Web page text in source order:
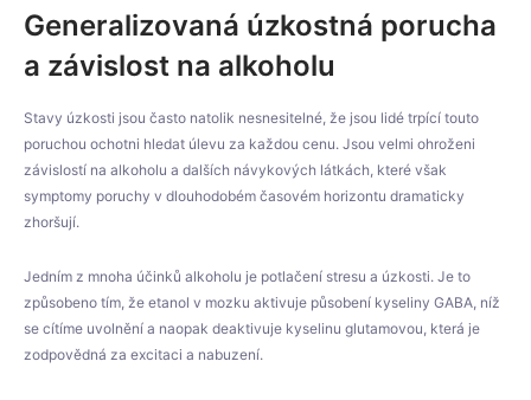
Generalizovaná úzkostná porucha
a závislost na alkoholu
Stavy úzkosti jsou často natolik nesnesitelné, že jsou lidé trpící touto
poruchou ochotni hledat úlevu za každou cenu. Jsou velmi ohroženi
závislostí na alkoholu a dalších návykových látkách, které však
symptomy poruchy v dlouhodobém časovém horizontu dramaticky
zhoršují.
Jedním z mnoha účinků alkoholu je potlačení stresu a úzkosti. Je to
způsobeno tím, že etanol v mozku aktivuje působení kyseliny GABA, níž
se cítíme uvolnění a naopak deaktivuje kyselinu glutamovou, která je
zodpovědná za excitaci a nabuzení.